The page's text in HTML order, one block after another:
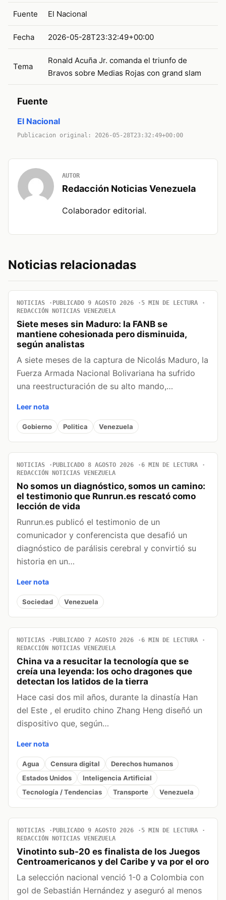
Fuente El Nacional
Fecha 2026-05-28T23:32:49+00:00
Tema
Ronald Acuña Jr. comanda el triunfo de
Bravos sobre Medias Rojas con grand slam
Fuente
El Nacional
Publicacion original: 2026-05-28T23:32:49+00:00
AUTOR
Redacción Noticias Venezuela
Colaborador editorial.
Noticias relacionadas
NOTICIAS PUBLICADO 9 AGOSTO 2026
5 MIN DE LECTURA
REDACCIÓN NOTICIAS VENEZUELA
Siete meses sin Maduro: la FANB se
mantiene cohesionada pero disminuida,
según analistas
A siete meses de la captura de Nicolás Maduro, la
Fuerza Armada Nacional Bolivariana ha sufrido
una reestructuración de su alto mando,…
Leer nota
Gobierno Politica Venezuela
NOTICIAS PUBLICADO 8 AGOSTO 2026
6 MIN DE LECTURA
REDACCIÓN NOTICIAS VENEZUELA
No somos un diagnóstico, somos un camino:
el testimonio que Runrun.es rescató como
lección de vida
Runrun.es publicó el testimonio de un
comunicador y conferencista que desafió un
diagnóstico de parálisis cerebral y convirtió su
historia en un…
Leer nota
Sociedad Venezuela
NOTICIAS PUBLICADO 7 AGOSTO 2026
6 MIN DE LECTURA
REDACCIÓN NOTICIAS VENEZUELA
China va a resucitar la tecnología que se
creía una leyenda: los ocho dragones que
detectan los latidos de la tierra
Hace casi dos mil años, durante la dinastía Han
del Este , el erudito chino Zhang Heng diseñó un
dispositivo que, según…
Leer nota
Agua Censura digital
Derechos humanos
Estados Unidos
Inteligencia Artificial
Tecnología / Tendencias
Transporte Venezuela
NOTICIAS PUBLICADO 9 AGOSTO 2026
5 MIN DE LECTURA
REDACCIÓN NOTICIAS VENEZUELA
Vinotinto sub-20 es finalista de los Juegos
Centroamericanos y del Caribe y va por el oro
La selección nacional venció 1-0 a Colombia con
gol de Sebastián Hernández y aseguró al menos